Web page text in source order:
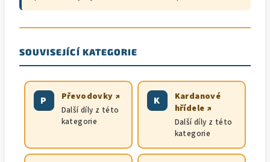
SOUVISEJÍCÍ KATEGORIE
P Převodovky ↗
Další díly z této
kategorie
K
Kardanové
hřídele ↗
Další díly z této
kategorie